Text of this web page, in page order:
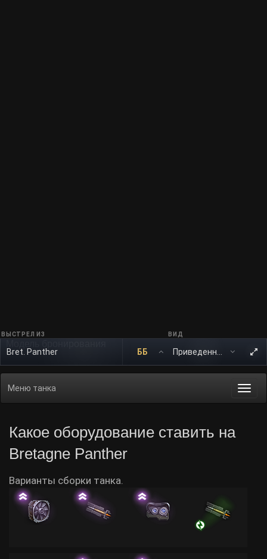
ВЫСТРЕЛ ИЗ
Bret. Panther ББ
ВИД
Меню танка
Какое оборудование ставить на
Bretagne Panther
Варианты сборки танка.